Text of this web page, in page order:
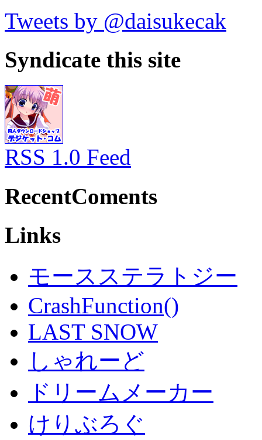
Tweets by @daisukecak
Syndicate this site
RSS 1.0 Feed
RecentComents
Links
モースステラトジー
CrashFunction()
LAST SNOW
しゃれーど
ドリームメーカー
けりぶろぐ